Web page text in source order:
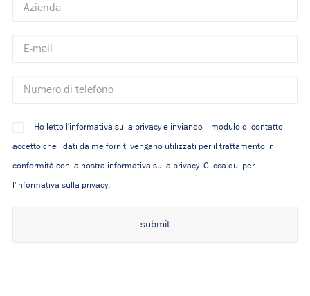
Ho letto l'informativa sulla privacy e inviando il modulo di contatto
accetto che i dati da me forniti vengano utilizzati per il trattamento in
conformità con la nostra informativa sulla privacy. Clicca qui per
l'informativa sulla privacy.